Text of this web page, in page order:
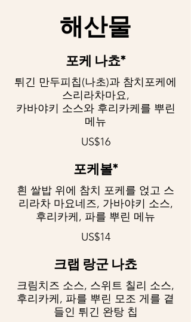
해산물
포케 나쵸*
튀긴 만두피칩(나초)과 참치포케에
스리라차마요,
카바야키 소스와 후리카케를 뿌린
메뉴
US$16
포케볼*
흰 쌀밥 위에 참치 포케를 얹고 스
리라차 마요네즈, 가바야키 소스,
후리카케, 파를 뿌린 메뉴
US$14
크랩 랑군 나쵸
크림치즈 소스, 스위트 칠리 소스,
후리카케, 파를 뿌린 모조 게를 곁
들인 튀긴 완탕 칩